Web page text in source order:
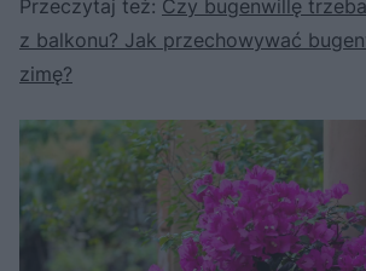
Przeczytaj też: Czy bugenwillę
z balkonu? Jak przechowywać
zimę?